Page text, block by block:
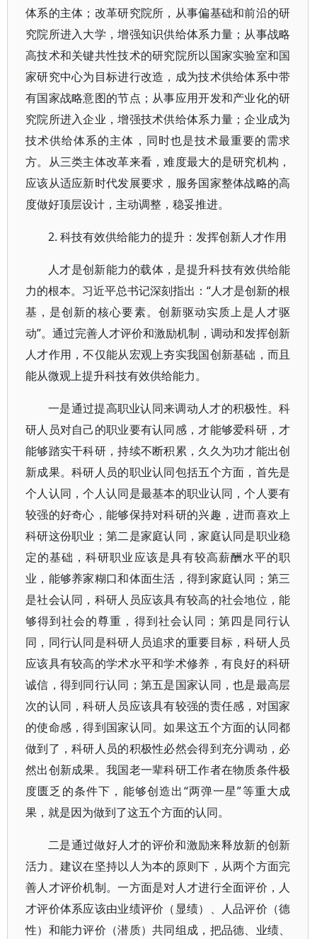
体系的主体；改革研究院所，从事偏基础和前沿的研
究院所进入大学，增强知识供给体系力量；从事战略
高技术和关键共性技术的研究院所以国家实验室和国
家研究中心为目标进行改造，成为技术供给体系中带
有国家战略意图的节点；从事应用开发和产业化的研
究院所进入企业，增强技术供给体系力量；企业成为
技术供给体系的主体，同时也是技术最重要的需求
方。从三类主体改革来看，难度最大的是研究机构，
应该从适应新时代发展要求，服务国家整体战略的高
度做好顶层设计，主动调整，稳妥推进。
2. 科技有效供给能力的提升：发挥创新人才作用
人才是创新能力的载体，是提升科技有效供给能
力的根本。习近平总书记深刻指出：“人才是创新的根
基，是创新的核心要素。创新驱动实质上是人才驱
动”。通过完善人才评价和激励机制，调动和发挥创新
人才作用，不仅能从宏观上夯实我国创新基础，而且
能从微观上提升科技有效供给能力。
一是通过提高职业认同来调动人才的积极性。科
研人员对自己的职业要有认同感，才能够爱科研，才
能够踏实干科研，持续不断积累，久久为功才能出创
新成果。科研人员的职业认同包括五个方面，首先是
个人认同，个人认同是最基本的职业认同，个人要有
较强的好奇心，能够保持对科研的兴趣，进而喜欢上
科研这份职业；第二是家庭认同，家庭认同是职业稳
定的基础，科研职业应该是具有较高薪酬水平的职
业，能够养家糊口和体面生活，得到家庭认同；第三
是社会认同，科研人员应该具有较高的社会地位，能
够得到社会的尊重，得到社会认同；第四是同行认
同，同行认同是科研人员追求的重要目标，科研人员
应该具有较高的学术水平和学术修养，有良好的科研
诚信，得到同行认同；第五是国家认同，也是最高层
次的认同，科研人员应该具有较强的责任感，对国家
的使命感，得到国家认同。如果这五个方面的认同都
做到了，科研人员的积极性必然会得到充分调动，必
然出创新成果。我国老一辈科研工作者在物质条件极
度匮乏的条件下，能够创造出“两弹一星”等重大成
果，就是因为做到了这五个方面的认同。
二是通过做好人才的评价和激励来释放新的创新
活力。建议在坚持以人为本的原则下，从两个方面完
善人才评价机制。一方面是对人才进行全面评价，人
才评价体系应该由业绩评价（显绩）、人品评价（德
性）和能力评价（潜质）共同组成，把品德、业绩、